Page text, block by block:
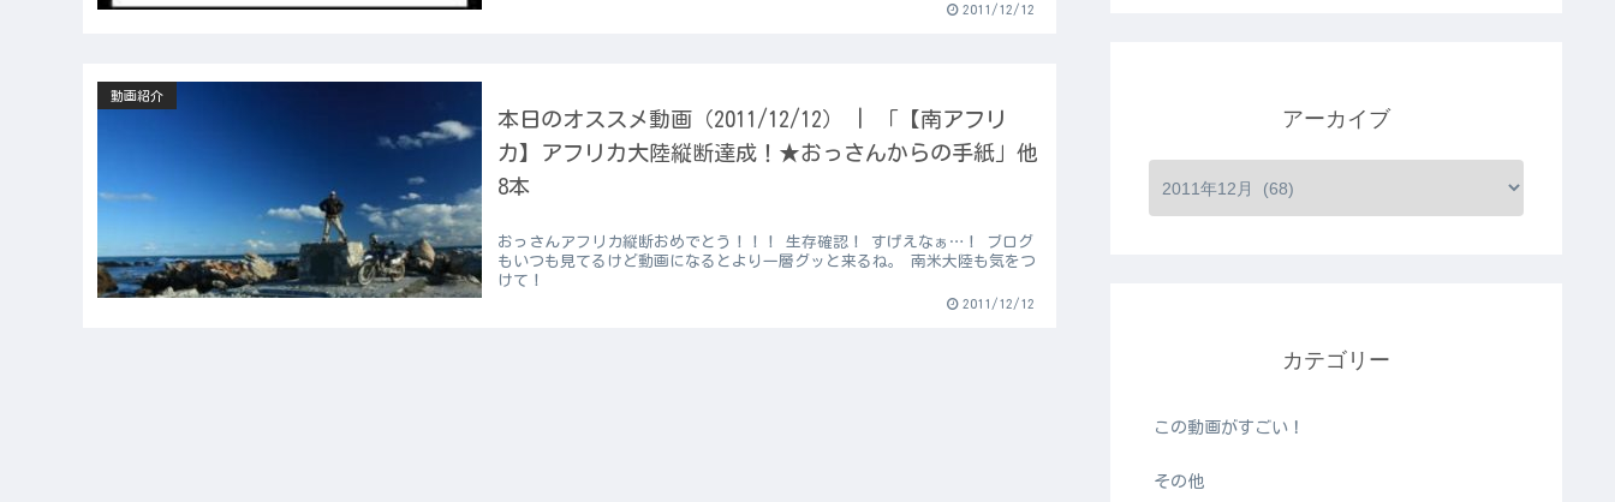
2011/12/12
動画紹介
本日のオススメ動画（2011/12/12） | 「【南アフリ
カ】アフリカ大陸縦断達成！★おっさんからの手紙」他
8本
おっさんアフリカ縦断おめでとう！！！ 生存確認！ すげえなぁ…！ ブログ
もいつも見てるけど動画になるとより一層グッと来るね。 南米大陸も気をつ
けて！
2011/12/12
アーカイブ
カテゴリー
この動画がすごい！
その他